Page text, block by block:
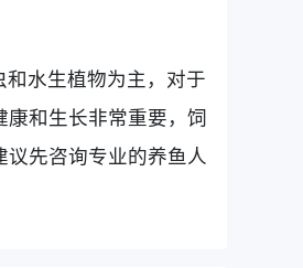
水生植物为主，对于
和生长非常重要，饲
先咨询专业的养鱼人